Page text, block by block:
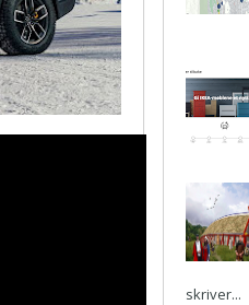
skriver...